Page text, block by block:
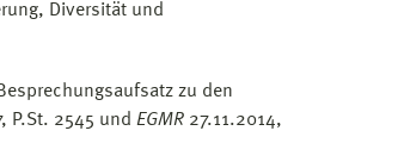
Diversität und
zu den
P.St. 2545 und EGMR 27.11.2014,